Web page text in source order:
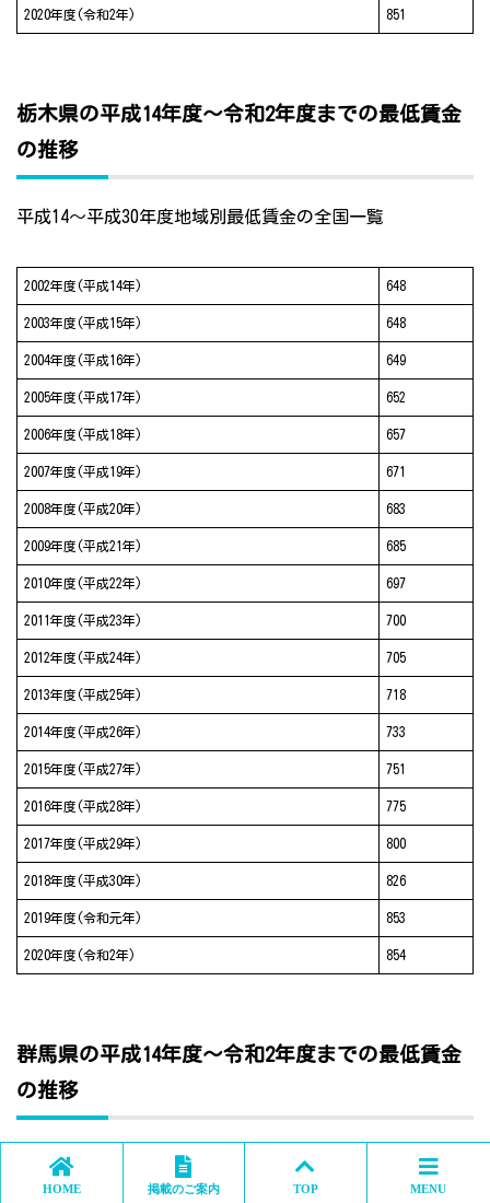
2020年度(令和2年) 851
栃木県の平成14年度～令和2年度までの最低賃金
の推移
平成14～平成30年度地域別最低賃金の全国一覧
2002年度(平成14年) 648
2003年度(平成15年) 648
2004年度(平成16年) 649
2005年度(平成17年) 652
2006年度(平成18年) 657
2007年度(平成19年) 671
2008年度(平成20年) 683
2009年度(平成21年) 685
2010年度(平成22年) 697
2011年度(平成23年) 700
2012年度(平成24年) 705
2013年度(平成25年) 718
2014年度(平成26年) 733
2015年度(平成27年) 751
2016年度(平成28年) 775
2017年度(平成29年) 800
2018年度(平成30年) 826
2019年度(令和元年) 853
2020年度(令和2年) 854
群馬県の平成14年度～令和2年度までの最低賃金
の推移
平成14～平成30年度地域別最低賃金の全国一覧
HOME 掲載のご案内 TOP MENU